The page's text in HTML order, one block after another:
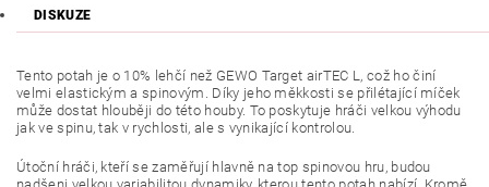
DISKUZE
Tento potah je o 10% lehčí než GEWO Target airTEC L, což ho činí
velmi elastickým a spinovým. Díky jeho měkkosti se přilétající míček
může dostat hlouběji do této houby. To poskytuje hráči velkou výhodu
jak ve spinu, tak v rychlosti, ale s vynikající kontrolou.
Útoční hráči, kteří se zaměřují hlavně na top spinovou hru, budou